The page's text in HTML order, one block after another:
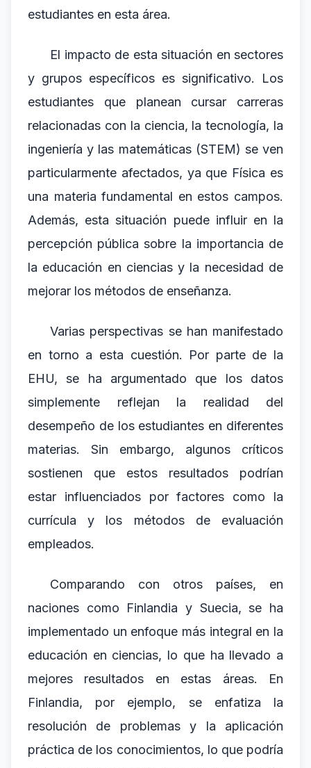
estudiantes en esta área.
El impacto de esta situación en sectores
y grupos específicos es significativo. Los
estudiantes que planean cursar carreras
relacionadas con la ciencia, la tecnología, la
ingeniería y las matemáticas (STEM) se ven
particularmente afectados, ya que Física es
una materia fundamental en estos campos.
Además, esta situación puede influir en la
percepción pública sobre la importancia de
la educación en ciencias y la necesidad de
mejorar los métodos de enseñanza.
Varias perspectivas se han manifestado
en torno a esta cuestión. Por parte de la
EHU, se ha argumentado que los datos
simplemente reflejan la realidad del
desempeño de los estudiantes en diferentes
materias. Sin embargo, algunos críticos
sostienen que estos resultados podrían
estar influenciados por factores como la
currícula y los métodos de evaluación
empleados.
Comparando con otros países, en
naciones como Finlandia y Suecia, se ha
implementado un enfoque más integral en la
educación en ciencias, lo que ha llevado a
mejores resultados en estas áreas. En
Finlandia, por ejemplo, se enfatiza la
resolución de problemas y la aplicación
práctica de los conocimientos, lo que podría